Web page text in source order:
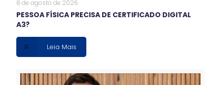
8 de agosto de 2026
PESSOA FÍSICA PRECISA DE CERTIFICADO DIGITAL
A3?
Leia Mais